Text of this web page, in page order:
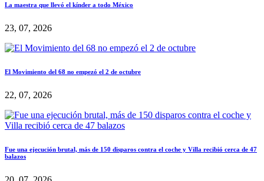
La maestra que llevó el kínder a todo México
23, 07, 2026
El Movimiento del 68 no empezó el 2 de octubre
22, 07, 2026
Fue una ejecución brutal, más de 150 disparos contra el coche y Villa recibió cerca de 47
balazos